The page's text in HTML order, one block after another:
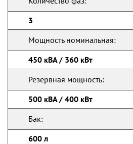
3
Мощность номинальная:
450 кВА / 360 кВт
Резервная мощность:
500 кВА / 400 кВт
Бак:
600 л